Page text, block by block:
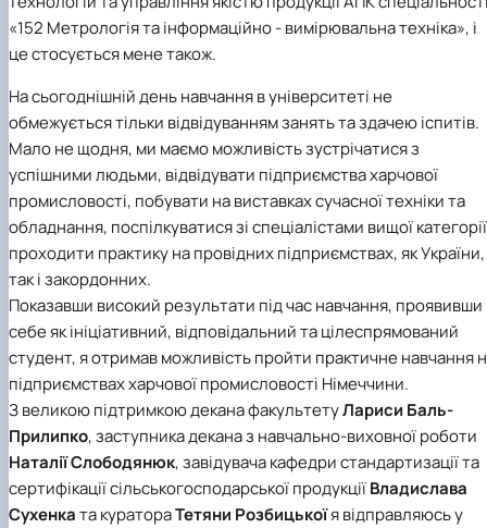
Іноземні мови
Працевлаштування
Їдальні та буфети
Студентські квитки
Центр вивчення мов
Психологічна підтримка
Інклюзивне середовище
Рада молодих вчених
Наукові школи
Стартап школа НУБіП України
Методичні рекомендації, пам'ятки
Форми документів
Патентно-ліцензійна діяльність
ЦКНО «Агропромисловий комплекс, лісове і
садово-паркове господарство, ветеринарна
медицина»
Біоетична комісія
Наукові видання
Досліднику та автору
Наукові журнали НУБіП України
Наукові журнали НУБіП України (English)
Пам'ятка про проведення науково-
заходів
Порядок планування та організації
проведення НТЗ
Результати науково-технічних заходів
Монографії
Наука для бізнесу
«SEB-2024»
«SEB-2025»
Наглядова рада
Рада роботодавців
Благодійний фонд «Голосіївська ініціатива
Історія університету
Видатні випускники та працівники
Звіт ректора
Почесні доктори і професори НУБіП України
Пресслужба
Університетський кур'єр
Вибори ректора
Програма розвитку університету
ініціатива – 2025»
Доступ до публічної інформації
Державні закупівлі
Офіційна символіка
Уповноважена особа з питань запобігання
виявлення корупції
Положення про антикорупційного
уповноваженого НУБіП України
Національні нормативно-правові акти
Нормативно-правові акти НУБіП України
Інформаційні ресурси НАЗК
Методичні роз’яснення НАЗК
Гендерна радниця
Контактна інформація
«152 Метрологія та інформаційно - вимірювальна техніка», і
це стосується мене також.
На сьогоднішній день навчання в університеті не
обмежується тільки відвідуванням занять та здачею іспитів.
Мало не щодня, ми маємо можливість зустрічатися з
успішними людьми, відвідувати підприємства харчової
промисловості, побувати на виставках сучасної техніки та
обладнання, поспілкуватися зі спеціалістами вищої
проходити практику на провідних підприємствах, як України,
так і закордонних.
Показавши високий результати під час навчання, проявивши
себе як ініціативний, відповідальний та цілеспрямований
студент, я отримав можливість пройти практичне навчання
підприємствах харчової промисловості Німеччини.
З великою підтримкою декана факультетуЛариси Баль-
Прилипко, заступника декана з навчально-виховної роботи
Наталії Слободянюк, завідувача кафедри стандартизації та
сертифікації сільськогосподарської продукціїВладислава
Сухенката куратораТетяни Розбицькоїя відправляюсь у